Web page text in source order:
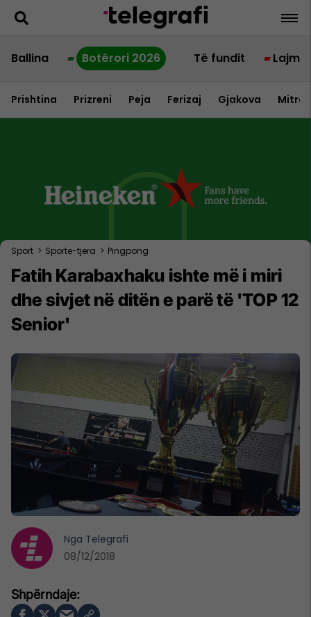
Ballina Botërori 2026 Të fundit Lajme
Prishtina Prizreni Peja Ferizaj Gjakova
Sport > Sporte-tjera > Pingpong
Fatih Karabaxhaku ishte më i miri
dhe sivjet në ditën e parë të 'TOP 12
Senior'
Nga Telegrafi
08/12/2018